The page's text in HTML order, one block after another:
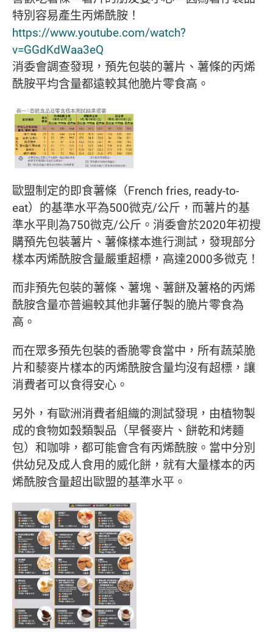
特別容易產生丙烯酰胺！
https://www.youtube.com/watch?
v=GGdKdWaa3eQ
消委會調查發現，預先包裝的薯片、薯條的丙烯
酰胺平均含量都遠較其他脆片零食高。
歐盟制定的即食薯條（French fries, ready-to-
eat）的基準水平為500微克/公斤，而薯片的基
準水平則為750微克/公斤。消委會於2020年初搜
購預先包裝薯片、薯條樣本進行測試，發現部分
樣本丙烯酰胺含量嚴重超標，高達2000多微克！
而非預先包裝的薯條、薯塊、薯餅及薯格的丙烯
酰胺含量亦普遍較其他非薯仔製的脆片零食為
高。
而在眾多預先包裝的香脆零食當中，所有蔬菜脆
片和藜麥片樣本的丙烯酰胺含量均沒有超標，讓
消費者可以食得安心。
另外，有歐洲消費者組織的測試發現，由植物製
成的食物如穀類製品（早餐麥片、餅乾和烤麵
包）和咖啡，都可能會含有丙烯酰胺。當中分別
供幼兒及成人食用的威化餅，就有大量樣本的丙
烯酰胺含量超出歐盟的基準水平。